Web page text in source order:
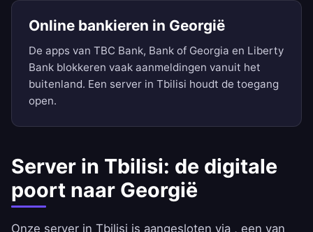
Online bankieren in Georgië
De apps van TBC Bank, Bank of Georgia en Liberty
Bank blokkeren vaak aanmeldingen vanuit het
buitenland. Een server in Tbilisi houdt de toegang
open.
Server in Tbilisi: de digitale
poort naar Georgië
Onze server in Tbilisi is aangesloten via , een van